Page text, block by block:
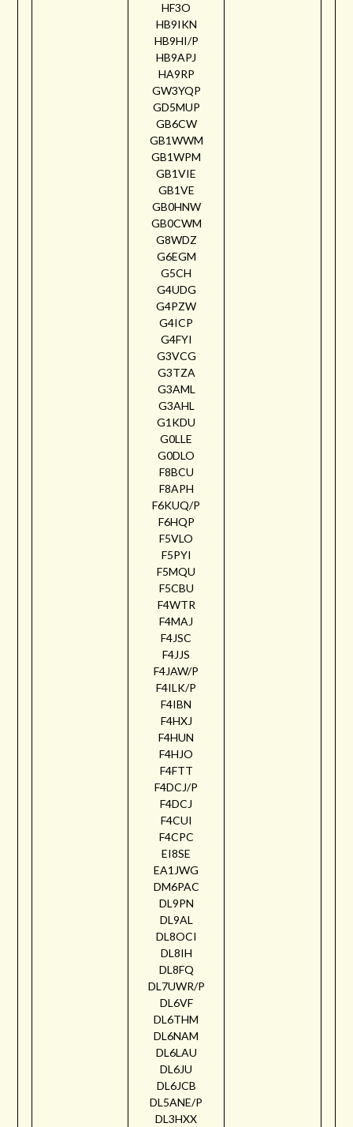
HF3O
HB9IKN
HB9HI/P
HB9APJ
HA9RP
GW3YQP
GD5MUP
GB6CW
GB1WWM
GB1WPM
GB1VIE
GB1VE
GB0HNW
GB0CWM
G8WDZ
G6EGM
G5CH
G4UDG
G4PZW
G4ICP
G4FYI
G3VCG
G3TZA
G3AML
G3AHL
G1KDU
G0LLE
G0DLO
F8BCU
F8APH
F6KUQ/P
F6HQP
F5VLO
F5PYI
F5MQU
F5CBU
F4WTR
F4MAJ
F4JSC
F4JJS
F4JAW/P
F4ILK/P
F4IBN
F4HXJ
F4HUN
F4HJO
F4FTT
F4DCJ/P
F4DCJ
F4CUI
F4CPC
EI8SE
EA1JWG
DM6PAC
DL9PN
DL9AL
DL8OCI
DL8IH
DL8FQ
DL7UWR/P
DL6VF
DL6THM
DL6NAM
DL6LAU
DL6JU
DL6JCB
DL5ANE/P
DL3HXX